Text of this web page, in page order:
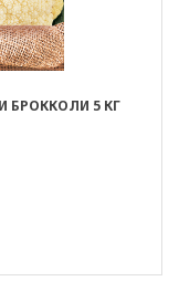
БРОККОЛИ 5 КГ